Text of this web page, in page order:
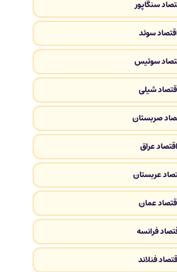
سنگاپور
سوئد
سوئیس
شیلی
صربستان
اقتصاد عراق
عربستان
عمان
فرانسه
فنلاند